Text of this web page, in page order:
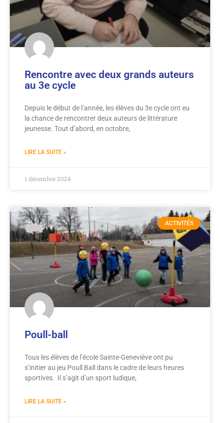
Rencontre avec deux grands auteurs
au 3e cycle
Depuis le début de l’année, les élèves du 3e cycle ont eu
la chance de rencontrer deux auteurs de littérature
jeunesse. Tout d’abord, en octobre,
LIRE LA SUITE »
1 décembre 2024
ACTIVITÉS
Poull-ball
Tous les élèves de l’école Sainte-Geneviève ont pu
s’initier au jeu Poull Ball dans le cadre de leurs heures
sportives. Il s’agit d’un sport ludique,
LIRE LA SUITE »